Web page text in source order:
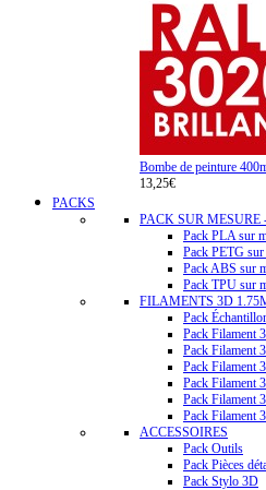
Bombe de peinture
13,25€
PACKS
PACK SUR MESURE
Pack PLA sur
Pack PETG
Pack ABS sur
Pack TPU sur
FILAMENTS 3D
Pack
Pack Filament
Pack Filament
Pack Filament
Pack Filament
Pack Filament
Pack Filament
ACCESSOIRES
Pack Outils
Pack Pièces
Pack Stylo 3D